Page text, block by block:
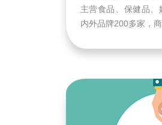
主营食品、保健品
内外品牌200多家，